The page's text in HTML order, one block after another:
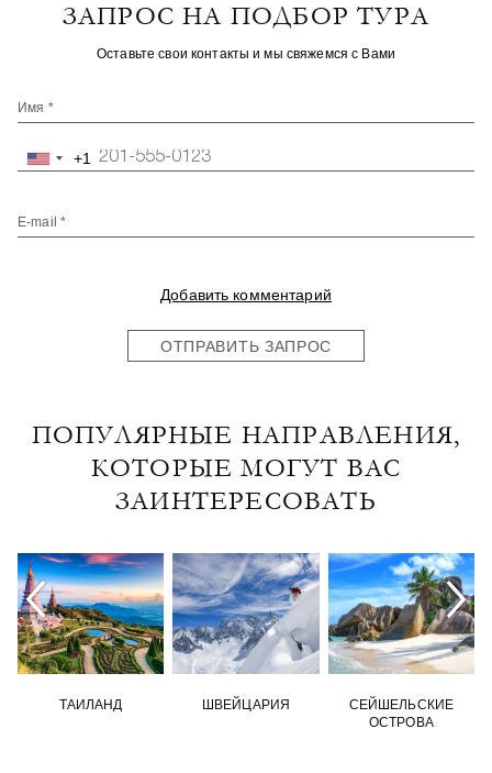
ЗАПРОС НА ПОДБОР ТУРА
Оставьте свои контакты и мы свяжемся с Вами
Имя *
United+1
E-mail *
Добавить комментарий
ОТПРАВИТЬ ЗАПРОС
ПОПУЛЯРНЫЕ НАПРАВЛЕНИЯ,
КОТОРЫЕ МОГУТ ВАС
ЗАИНТЕРЕСОВАТЬ
ТАИЛАНД ШВЕЙЦАРИЯ
СЕЙШЕЛЬСКИЕ
ОСТРОВА